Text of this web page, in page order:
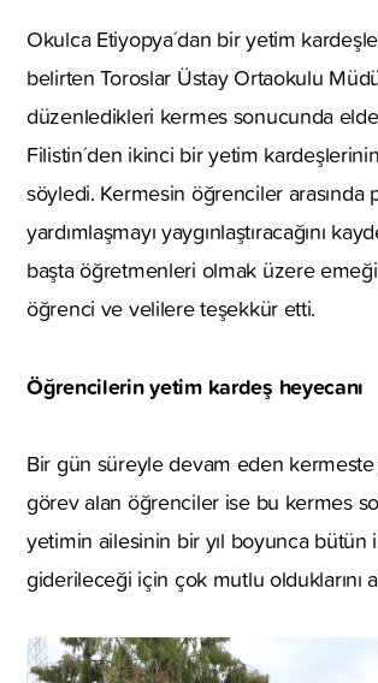
Okulca Etiyopya´dan bir yetim
belirten Toroslar Üstay Ortaokulu
düzenledikleri kermes sonucunda
Filistin´den ikinci bir yetim
söyledi. Kermesin öğrenciler arasında
yardımlaşmayı yaygınlaştıracağını
başta öğretmenleri olmak üzere
öğrenci ve velilere teşekkür etti.
Öğrencilerin yetim kardeş heyecanı
Bir gün süreyle devam eden
görev alan öğrenciler ise bu kermes
yetimin ailesinin bir yıl boyunca bütün
giderileceği için çok mutlu olduklarını